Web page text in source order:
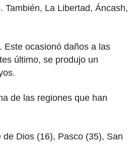
La Libertad, Áncash,
Este ocasionó daños a las
último, se produjo un
de las regiones que han
Dios (16), Pasco (35), San